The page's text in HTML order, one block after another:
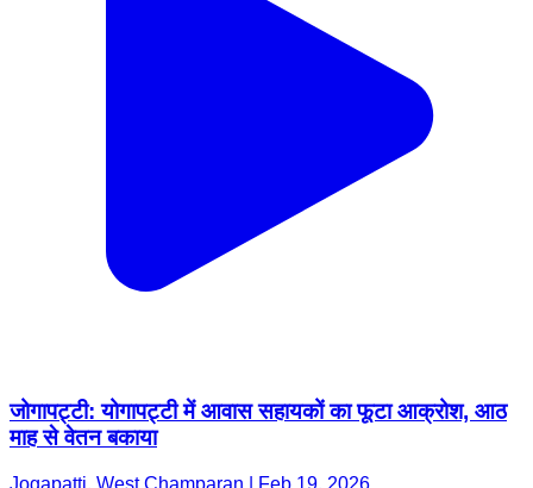
जोगापट्टी: योगापट्टी में आवास सहायकों का फूटा आक्रोश, आठ
माह से वेतन बकाया
Jogapatti, West Champaran | Feb 19, 2026